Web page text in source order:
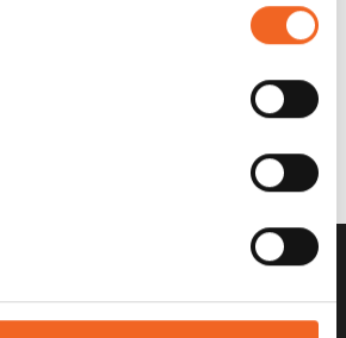
JE IN VOOR ONZE
NIEUWSBRIEF